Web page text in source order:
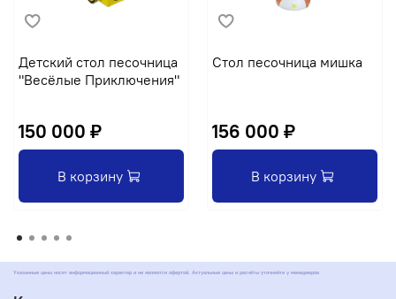
Детский стол песочница
"Весёлые Приключения"
150 000 ₽
В корзину
Стол песочница мишка
156 000 ₽
В корзину
Указанные цены носят информационный характер и не являются офертой. Актуальные цены и расчёты уточняйте у менеджеров